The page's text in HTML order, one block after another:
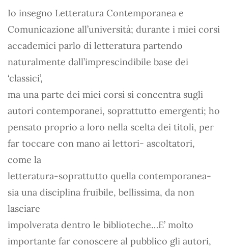
Io insegno Letteratura Contemporanea e
Comunicazione all’università; durante i miei corsi
accademici parlo di letteratura partendo
naturalmente dall’imprescindibile base dei
‘classici’,
ma una parte dei miei corsi si concentra sugli
autori contemporanei, soprattutto emergenti; ho
pensato proprio a loro nella scelta dei titoli, per
far toccare con mano ai lettori- ascoltatori,
come la
letteratura-soprattutto quella contemporanea-
sia una disciplina fruibile, bellissima, da non
lasciare
impolverata dentro le biblioteche…E’ molto
importante far conoscere al pubblico gli autori,